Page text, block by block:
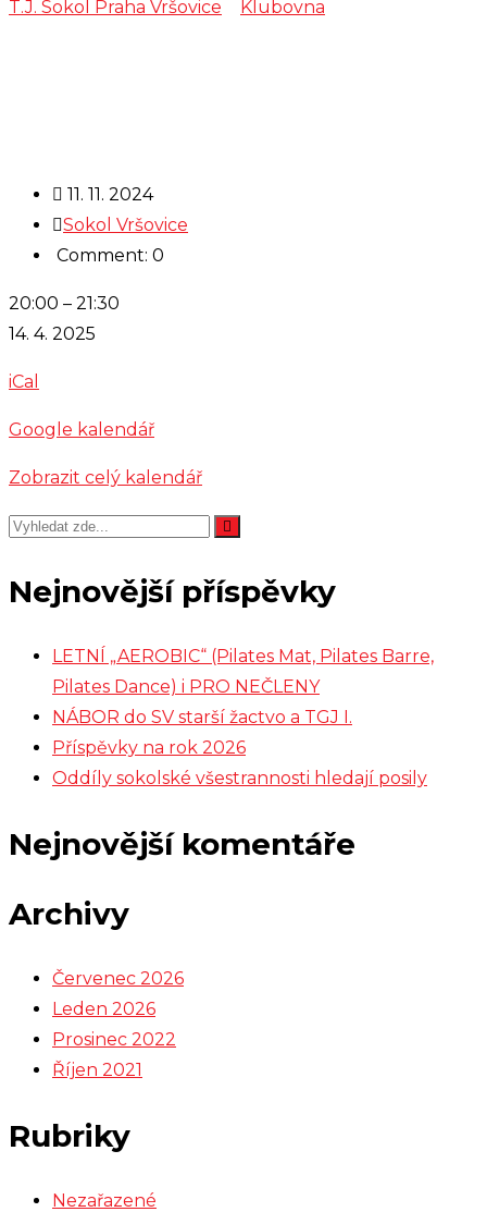
T.J. Sokol Praha Vršovice Klubovna
11. 11. 2024
Sokol Vršovice
Comment: 0
Zkouška
-
Trnka
20:00 – 21:30
14. 4. 2025
iCal
Google kalendář
Zobrazit celý kalendář
Nejnovější příspěvky
LETNÍ „AEROBIC“ (Pilates Mat, Pilates Barre,
Pilates Dance) i PRO NEČLENY
NÁBOR do SV starší žactvo a TGJ I.
Příspěvky na rok 2026
Oddíly sokolské všestrannosti hledají posily
Nejnovější komentáře
Archivy
Červenec 2026
Leden 2026
Prosinec 2022
Říjen 2021
Rubriky
Nezařazené